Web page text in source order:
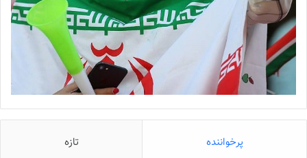
پرخواننده تازه